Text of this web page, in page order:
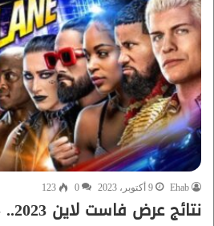
Ehab 9 أكتوبر، 2023 0
123
نتائج عرض فاست لاين 2023.. 5 مواجهات